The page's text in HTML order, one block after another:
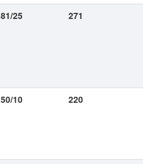
81/25 271
50/10 220